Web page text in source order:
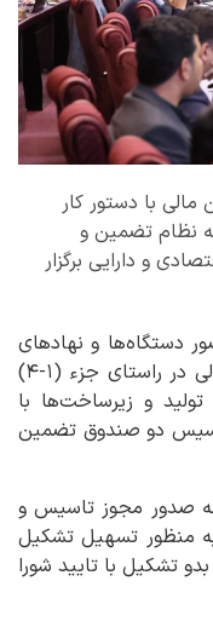
با دستور کار
نظام تضمین و
و دارایی برگزار
دستگاه‌ها و نهادهای
مربوطه برگزار شد، شورای ملی تامین مالی در راستای جزء (۱-۴)
مالی تولید و زیرساخت‌ها با
دو صندوق تضمین
صدور مجوز تاسیس و
منظور تسهیل تشکیل
تشکیل با تایید شورا